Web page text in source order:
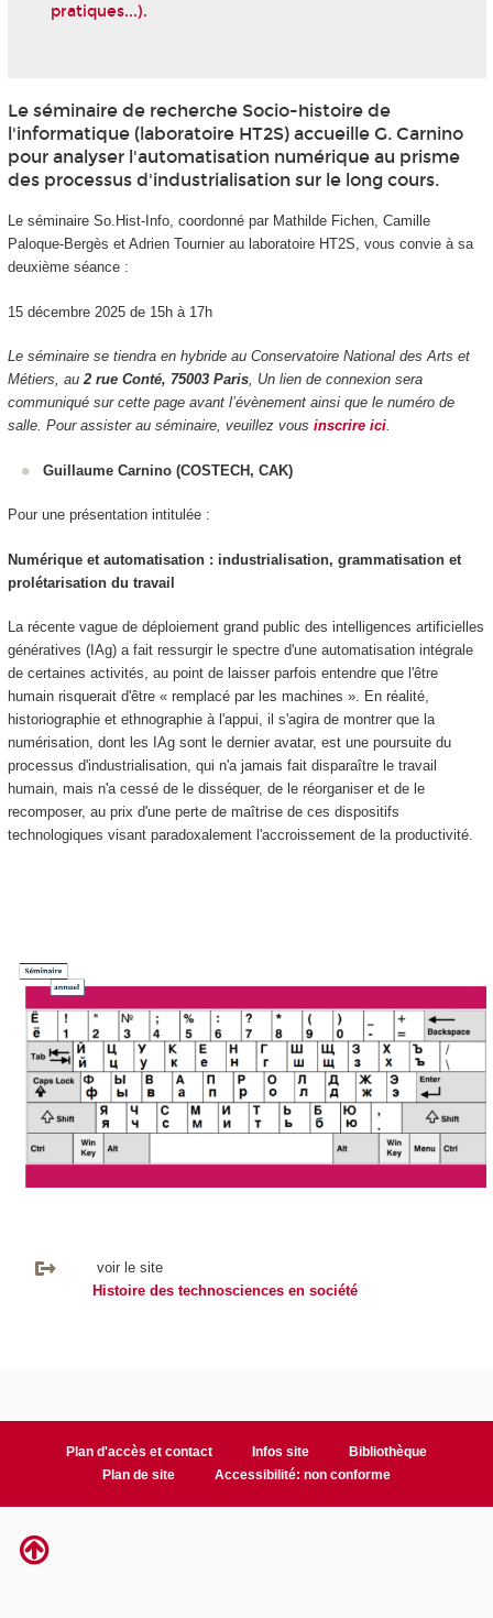
pratiques...).
Le séminaire de recherche Socio-histoire de
l'informatique (laboratoire HT2S) accueille G. Carnino
pour analyser l'automatisation numérique au prisme
des processus d'industrialisation sur le long cours.
Le séminaire So.Hist-Info, coordonné par Mathilde Fichen, Camille
Paloque-Bergès et Adrien Tournier au laboratoire HT2S, vous convie à sa
deuxième séance :
15 décembre 2025 de 15h à 17h
Le séminaire se tiendra en hybride au Conservatoire National des Arts et
Métiers, au2 rue Conté, 75003 Paris, Un lien de connexion sera
communiqué sur cette page avant l’évènement ainsi que le numéro de
salle. Pour assister au séminaire, veuillez vous inscrire ici.
Guillaume Carnino (COSTECH, CAK)
Pour une présentation intitulée :
Numérique et automatisation : industrialisation, grammatisation et
prolétarisation du travail
La récente vague de déploiement grand public des intelligences artificielles
génératives (IAg) a fait ressurgir le spectre d'une automatisation intégrale
de certaines activités, au point de laisser parfois entendre que l'être
humain risquerait d'être « remplacé par les machines ». En réalité,
historiographie et ethnographie à l'appui, il s'agira de montrer que la
numérisation, dont les IAg sont le dernier avatar, est une poursuite du
processus d'industrialisation, qui n'a jamais fait disparaître le travail
humain, mais n'a cessé de le disséquer, de le réorganiser et de le
recomposer, au prix d'une perte de maîtrise de ces dispositifs
technologiques visant paradoxalement l'accroissement de la productivité.
voir le site
Histoire des technosciences en société
Plan d'accès et contact Infos site
Bibliothèque
Plan de site
Accessibilité: non conforme